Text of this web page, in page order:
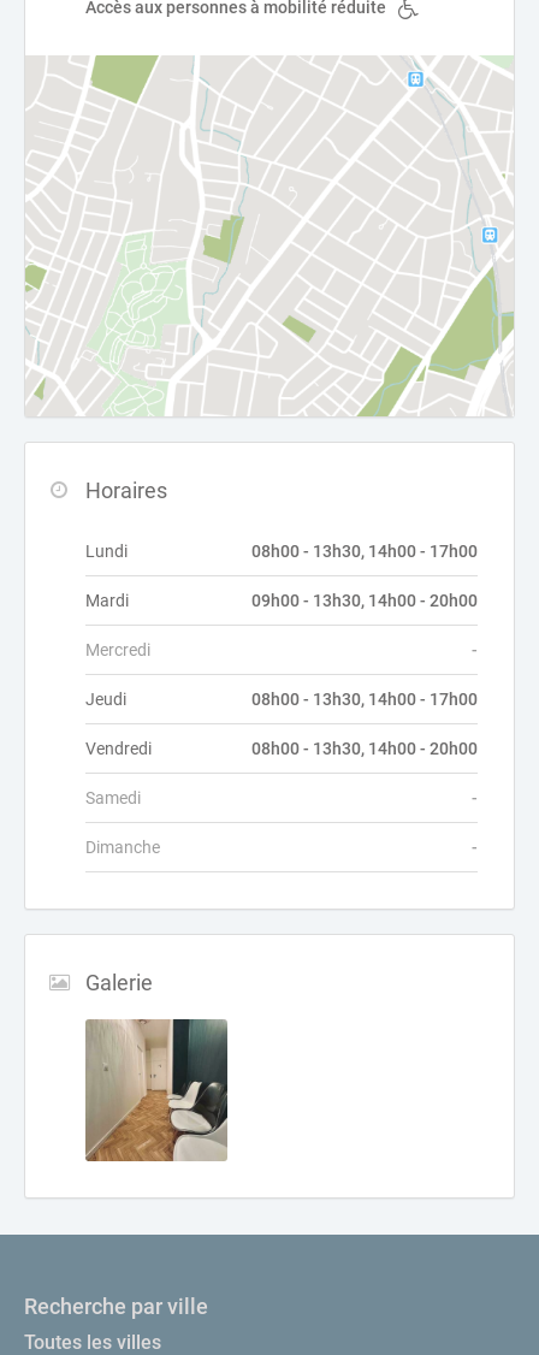
Accès aux personnes à mobilité réduite
Horaires
Lundi 08h00 - 13h30, 14h00 - 17h00
Mardi 09h00 - 13h30, 14h00 - 20h00
Mercredi -
Jeudi 08h00 - 13h30, 14h00 - 17h00
Vendredi 08h00 - 13h30, 14h00 - 20h00
Samedi -
Dimanche -
Galerie
Recherche par ville
Toutes les villes